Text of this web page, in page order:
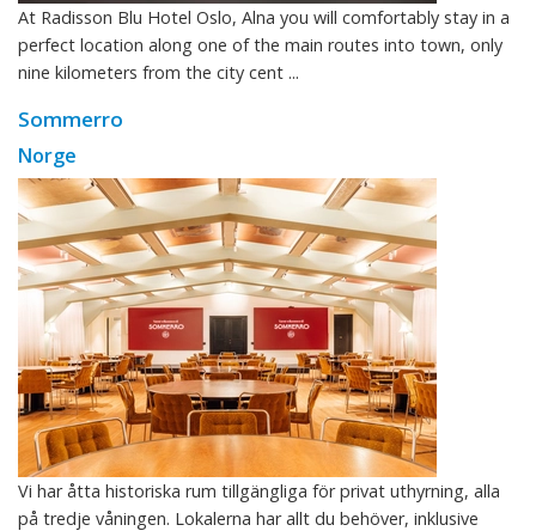
At Radisson Blu Hotel Oslo, Alna you will comfortably stay in a
perfect location along one of the main routes into town, only
nine kilometers from the city cent ...
Sommerro
Norge
Vi har åtta historiska rum tillgängliga för privat uthyrning, alla
på tredje våningen. Lokalerna har allt du behöver, inklusive